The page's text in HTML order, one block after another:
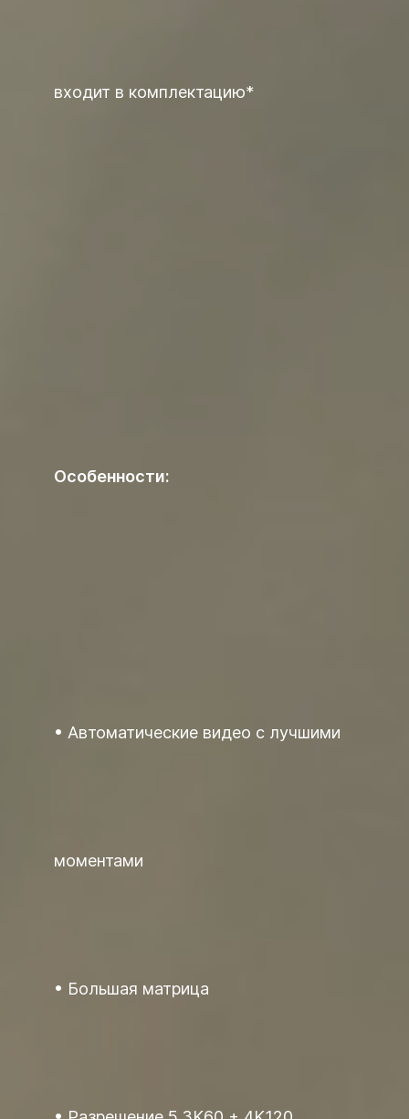
входит в комплектацию*
Особенности:
Автоматические видео с лучшими
моментами
Большая матрица